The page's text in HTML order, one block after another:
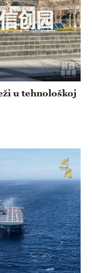
u tehnološkoj